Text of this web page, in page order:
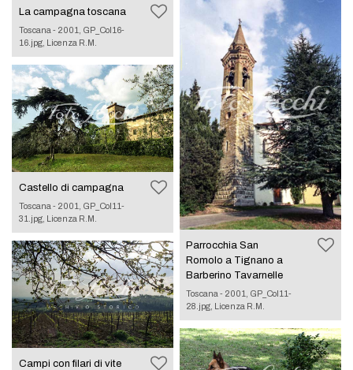
La campagna toscana
Toscana - 2001, GP_Col16-
16.jpg, Licenza R.M.
Castello di campagna
Toscana - 2001, GP_Col11-
31.jpg, Licenza R.M.
Campi con filari di vite
Parrocchia San
Romolo a Tignano a
Barberino Tavarnelle
Toscana - 2001, GP_Col11-
28.jpg, Licenza R.M.